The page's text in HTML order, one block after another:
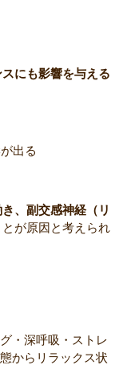
にも影響を与える
出る
、副交感神経（リ
とが原因と考えられ
・深呼吸・ストレ
からリラックス状